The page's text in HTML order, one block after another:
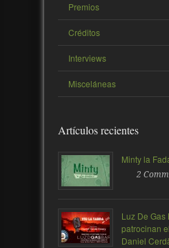
Premios
Créditos
Interviews
Misceláneas
Artículos recientes
Minty la
2
Luz De Gas
patrocinan
Daniel